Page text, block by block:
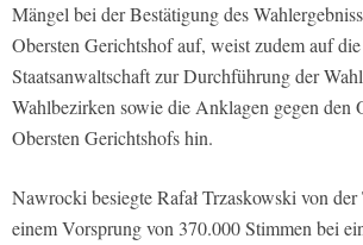
Mängel bei der Bestätigung des
Obersten Gerichtshof auf, weist zudem auf
Staatsanwaltschaft zur Durchführung der
Wahlbezirken sowie die Anklagen gegen den
Obersten Gerichtshofs hin.
Nawrocki besiegte Rafał Trzaskowski von
einem Vorsprung von 370.000 Stimmen bei